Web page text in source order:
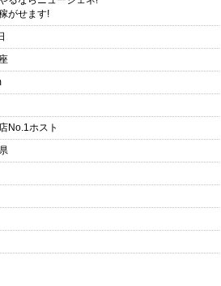
がせます!
No.1ホスト